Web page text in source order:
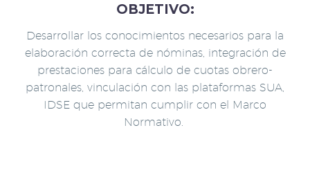
OBJETIVO:
Desarrollar los conocimientos necesarios para la
elaboración correcta de nóminas, integración de
prestaciones para cálculo de cuotas obrero-
patronales, vinculación con las plataformas SUA,
IDSE que permitan cumplir con el Marco
Normativo.